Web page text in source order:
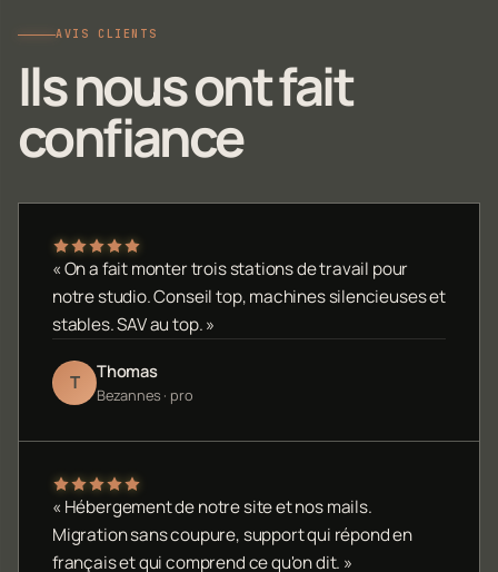
AVIS CLIENTS
Ils nous ont fait
confiance
« On a fait monter trois stations de travail pour
notre studio. Conseil top, machines silencieuses et
stables. SAV au top. »
T Thomas
Bezannes · pro
« Hébergement de notre site et nos mails.
Migration sans coupure, support qui répond en
français et qui comprend ce qu'on dit. »